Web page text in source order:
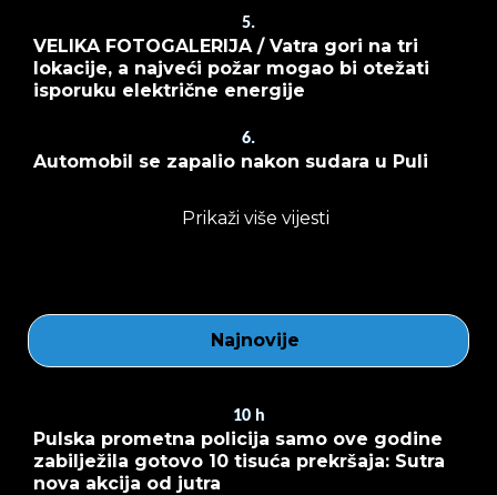
5.
VELIKA FOTOGALERIJA / Vatra gori na tri
lokacije, a najveći požar mogao bi otežati
isporuku električne energije
6.
Automobil se zapalio nakon sudara u Puli
Prikaži više vijesti
Najnovije
10 h
Pulska prometna policija samo ove godine
zabilježila gotovo 10 tisuća prekršaja: Sutra
nova akcija od jutra